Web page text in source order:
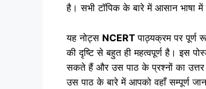
है। सभी टॉपिक के बारे में आसान भाषा में
यह नोट्स NCERTपाठ्यक्रम पर पूर्ण
की दृष्टि से बहुत ही महत्‍वपूर्ण है। इस
सकते हैं और उस पाठ के प्रश्‍नों का उत्तर
उस पाठ के बारे में आपको वहाँ सम्‍पूर्ण